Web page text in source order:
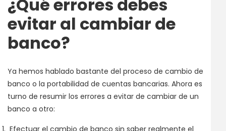
¿Qué errores debes
evitar al cambiar de
banco?
Ya hemos hablado bastante del proceso de cambio de
banco o la portabilidad de cuentas bancarias. Ahora es
turno de resumir los errores a evitar de cambiar de un
banco a otro:
Efectuar el cambio de banco sin saber realmente el